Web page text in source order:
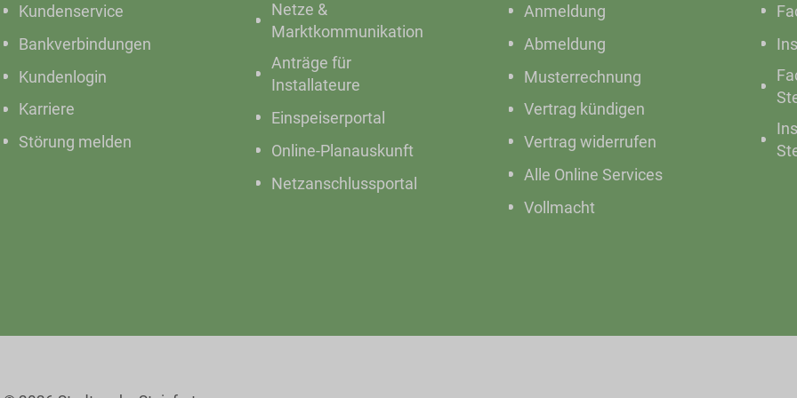
Kundenservice
Bankverbindungen
Kundenlogin
Karriere
Störung melden
Netze &
Marktkommunikation
Anträge für
Installateure
Einspeiserportal
Online-Planauskunft
Netzanschlussportal
Anmeldung
Abmeldung
Musterrechnung
Vertrag kündigen
Vertrag widerrufen
Alle Online Services
Vollmacht